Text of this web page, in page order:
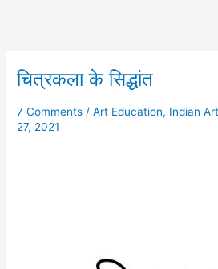
चित्रकला के सिद्धांत
7 Comments /Art Education, Indian Art
27, 2021
चित्रकला
सिद्धांत